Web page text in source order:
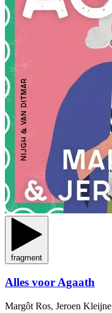
fragment
Alles voor Agaath
Margôt Ros, Jeroen Kleijne